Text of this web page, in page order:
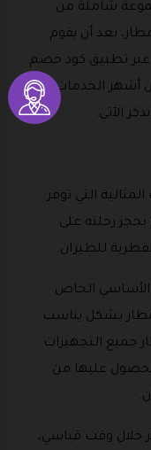
شاملة من
بعد أن يقوم
عبر تطبيق كود خصم
للطيران 2026، ومن أشهر الخدمات التي
الآتي:
التي توفر
رحلته على
للطيران.
الأساسي الخاص
بشكل يناسب
جميع التجهيزات
الحصول عليها من
خلال وقت قياسي،